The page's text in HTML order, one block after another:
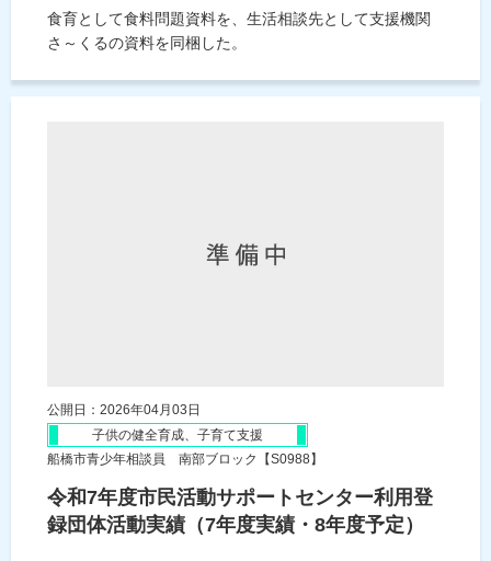
食育として食料問題資料を、生活相談先として支援機関
さ～くるの資料を同梱した。
公開日：2026年04月03日
子供の健全育成、子育て支援
船橋市青少年相談員 南部ブロック【S0988】
令和7年度市民活動サポートセンター利用登
録団体活動実績（7年度実績・8年度予定）